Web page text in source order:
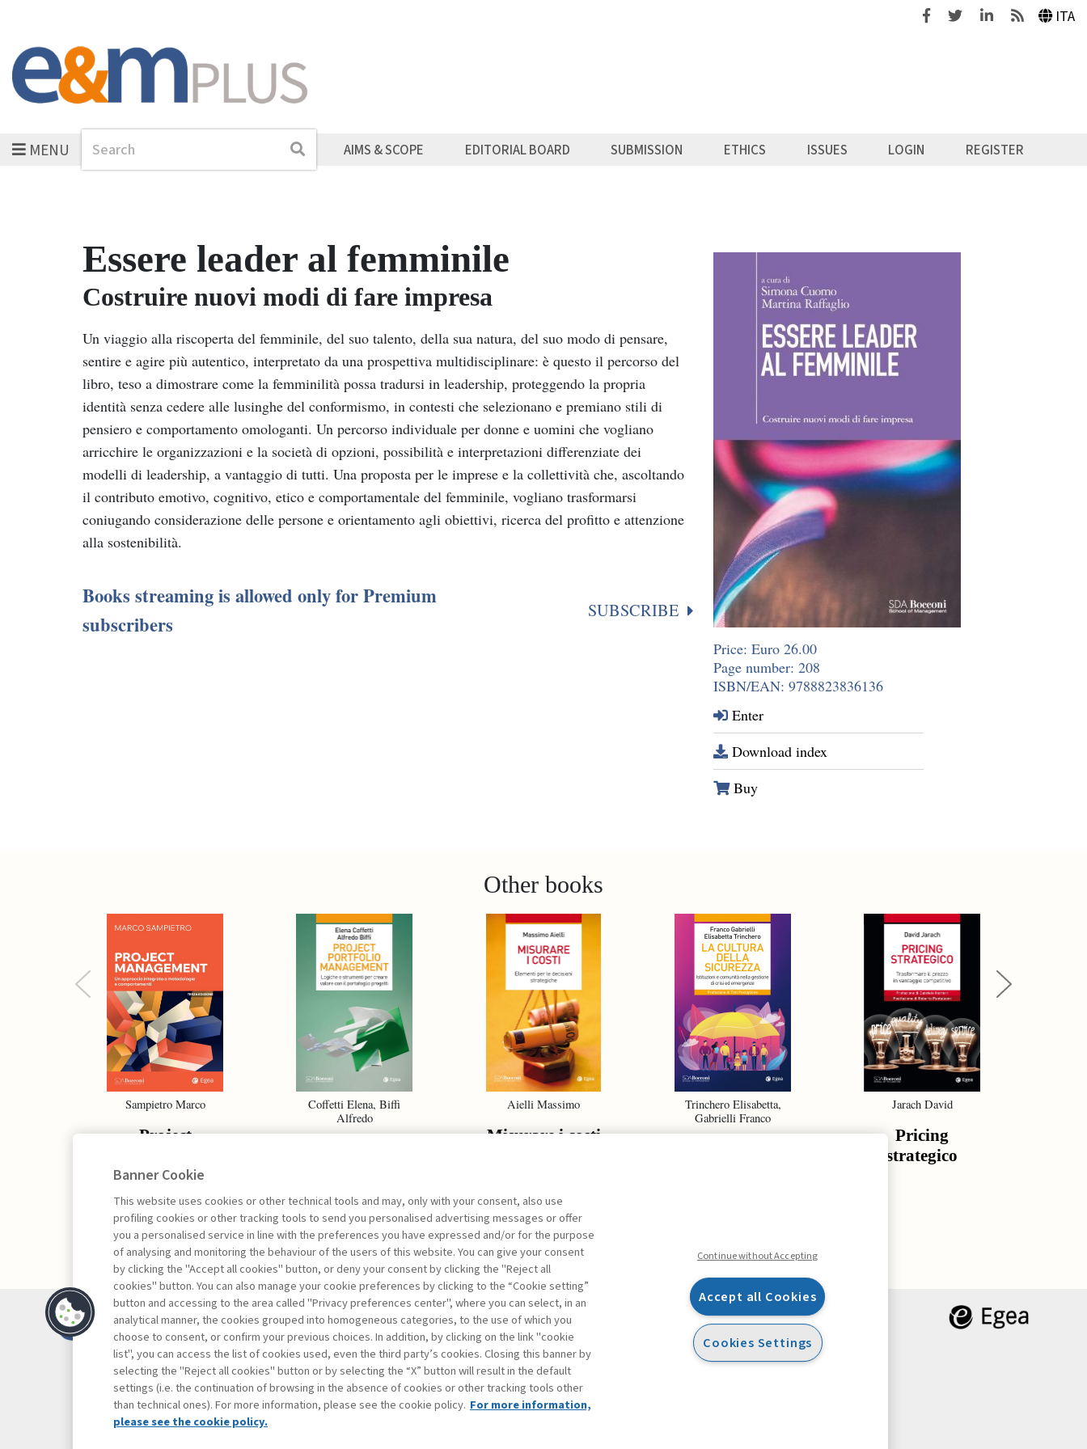
FacebookTwitterLinkedinFeeds ITA
MENUSearch Search AIMS & SCOPE EDITORIAL BOARD SUBMISSION ETHICS ISSUES LOGIN REGISTER
Essere leader al femminile
Costruire nuovi modi di fare impresa
Un viaggio alla riscoperta del femminile, del suo talento, della sua natura, del suo modo di pensare,
sentire e agire più autentico, interpretato da una prospettiva multidisciplinare: è questo il percorso del
libro, teso a dimostrare come la femminilità possa tradursi in leadership, proteggendo la propria
identità senza cedere alle lusinghe del conformismo, in contesti che selezionano e premiano stili di
pensiero e comportamento omologanti. Un percorso individuale per donne e uomini che vogliano
arricchire le organizzazioni e la società di opzioni, possibilità e interpretazioni differenziate dei
modelli di leadership, a vantaggio di tutti. Una proposta per le imprese e la collettività che, ascoltando
il contributo emotivo, cognitivo, etico e comportamentale del femminile, vogliano trasformarsi
coniugando considerazione delle persone e orientamento agli obiettivi, ricerca del profitto e attenzione
alla sostenibilità.
Books streaming is allowed only for Premium
subscribers
SUBSCRIBE
Price: Euro 26.00
Page number: 208
ISBN/EAN: 9788823836136
Enter
Download index
Buy
Other books
Previous
Sampietro Marco
Project
III edizione
Coffetti Elena, Biffi
Alfredo
Aielli Massimo
Misurare i costi
Trinchero Elisabetta,
Gabrielli Franco
Jarach David
Pricing
strategico
Next
ARCHIVE
Contacts
Subscribe
Archived columns
Privacy
Cookie policy
Whistleblowing
FacebookTwitterLinkedinFeeds
Banner Cookie
This website uses cookies or other technical tools and may, only with your consent, also use
profiling cookies or other tracking tools to send you personalised advertising messages or offer
you a personalised service in line with the preferences you have expressed and/or for the purpose
of analysing and monitoring the behaviour of the users of this website. You can give your consent
by clicking the "Accept all cookies" button, or deny your consent by clicking the "Reject all
cookies" button. You can also manage your cookie preferences by clicking to the “Cookie setting”
button and accessing to the area called "Privacy preferences center", where you can select, in an
analytical manner, the cookies grouped into homogeneous categories, to the use of which you
choose to consent, or confirm your previous choices. In addition, by clicking on the link "cookie
list", you can access the list of cookies used, even the third party’s cookies. Closing this banner by
selecting the "Reject all cookies" button or by selecting the “X” button will result in the default
settings (i.e. the continuation of browsing in the absence of cookies or other tracking tools other
than technical ones). For more information, please see the cookie policy. For more information,
please see the cookie policy.
Continue without Accepting
Accept all Cookies
Cookies Settings